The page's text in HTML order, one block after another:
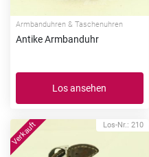
Armbanduhren & Taschenuhren
Antike Armbanduhr
Los ansehen
Los-Nr.: 210